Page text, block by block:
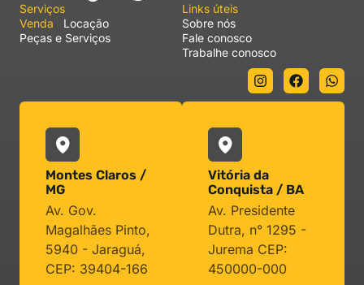
Serviços
Venda
Locação
Peças e Serviços
Links úteis
Sobre nós
Fale conosco
Trabalhe conosco
Montes Claros /
MG
Av. Gov.
Magalhães Pinto,
5940 - Jaraguá,
CEP: 39404-166
Vitória da
Conquista / BA
Av. Presidente
Dutra, n° 1295 -
Jurema CEP:
450000-000